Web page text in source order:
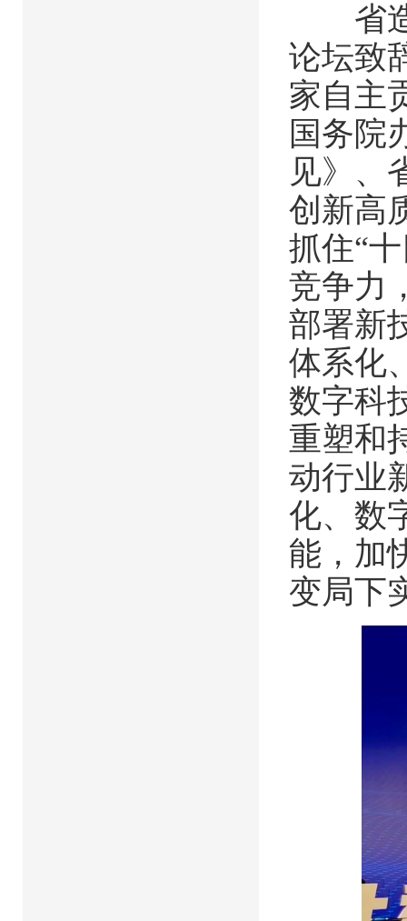
省造
论坛致
家自主
国务院
见》、
创新高
抓住“
竞争力
部署新
体系化
数字科
重塑和
动行业
化、数
能，加
变局下